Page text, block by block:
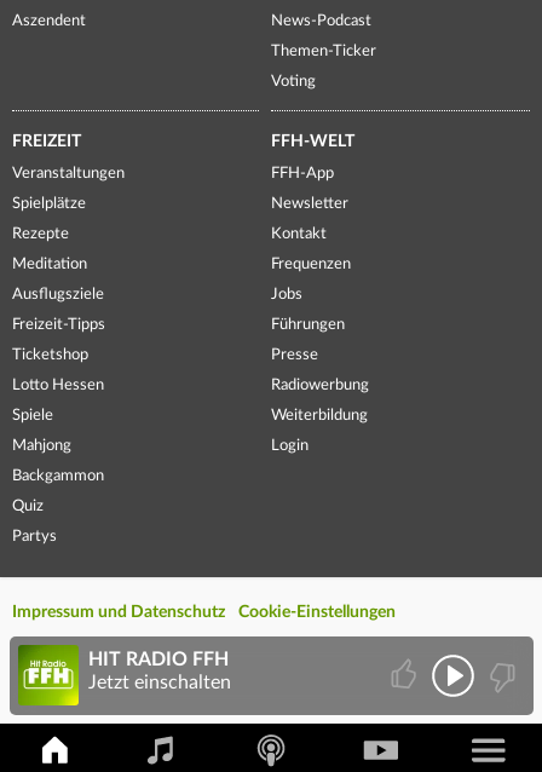
Aszendent
News-Podcast
Themen-Ticker
Voting
FREIZEIT
Veranstaltungen
Spielplätze
Rezepte
Meditation
Ausflugsziele
Freizeit-Tipps
Ticketshop
Lotto Hessen
Spiele
Mahjong
Backgammon
Quiz
Partys
FFH-WELT
FFH-App
Newsletter
Kontakt
Frequenzen
Jobs
Führungen
Presse
Radiowerbung
Weiterbildung
Login
Impressum und Datenschutz Cookie-Einstellungen
HIT RADIO FFH
Jetzt einschalten